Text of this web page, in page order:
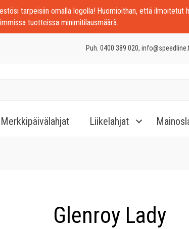
tarpeisiin omalla logolla! Huomioithan, että ilmoitetut
tuotteissa minimitilausmäärä.
Puh. 0400 389 020,
Merkkipäivälahjat Liikelahjat
Glenroy Lady